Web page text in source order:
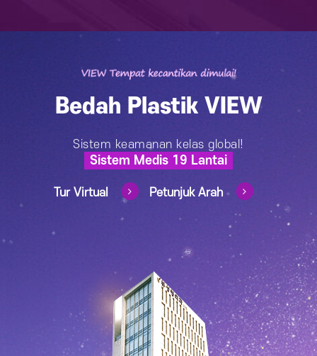
Bedah Plastik VIEW
Sistem keamanan kelas global!
Sistem Medis 19 Lantai
Tur Virtual Petunjuk Arah